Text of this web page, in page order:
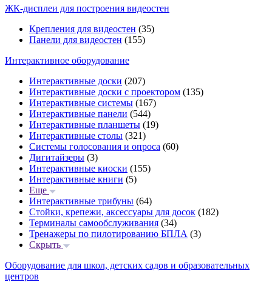
ЖК-дисплеи для построения видеостен
Крепления для видеостен (35)
Панели для видеостен (155)
Интерактивное оборудование
Интерактивные доски (207)
Интерактивные доски с проектором (135)
Интерактивные системы (167)
Интерактивные панели (544)
Интерактивные планшеты (19)
Интерактивные столы (321)
Системы голосования и опроса (60)
Дигитайзеры (3)
Интерактивные киоски (155)
Интерактивные книги (5)
Еще
Интерактивные трибуны (64)
Стойки, крепежи, аксессуары для досок (182)
Терминалы самообслуживания (34)
Тренажеры по пилотированию БПЛА (3)
Скрыть
Оборудование для школ, детских садов и образовательных
центров